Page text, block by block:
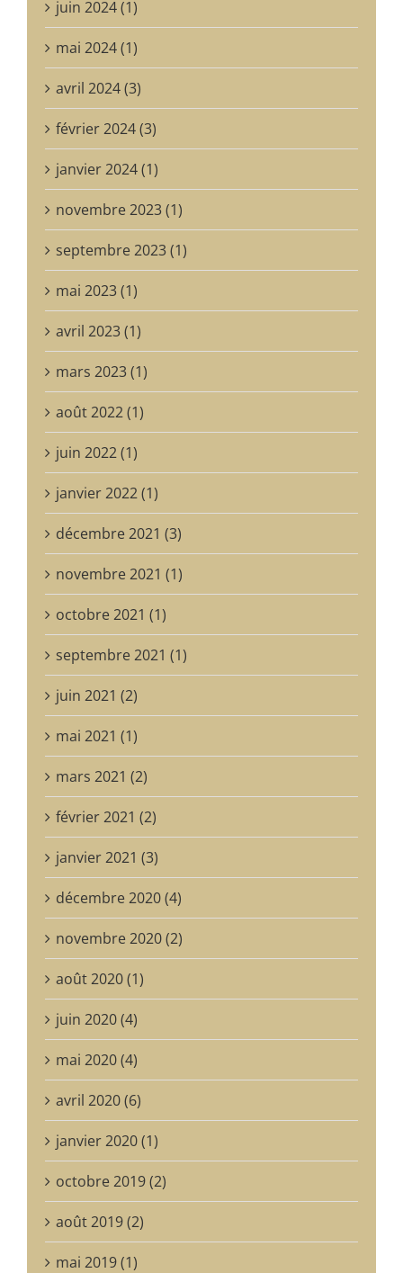
juin 2024 (1)
mai 2024 (1)
avril 2024 (3)
février 2024 (3)
janvier 2024 (1)
novembre 2023 (1)
septembre 2023 (1)
mai 2023 (1)
avril 2023 (1)
mars 2023 (1)
août 2022 (1)
juin 2022 (1)
janvier 2022 (1)
décembre 2021 (3)
novembre 2021 (1)
octobre 2021 (1)
septembre 2021 (1)
juin 2021 (2)
mai 2021 (1)
mars 2021 (2)
février 2021 (2)
janvier 2021 (3)
décembre 2020 (4)
novembre 2020 (2)
août 2020 (1)
juin 2020 (4)
mai 2020 (4)
avril 2020 (6)
janvier 2020 (1)
octobre 2019 (2)
août 2019 (2)
mai 2019 (1)